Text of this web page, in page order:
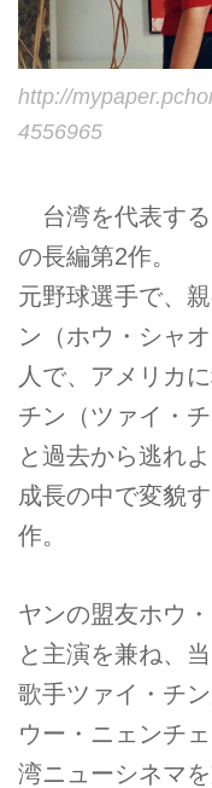
http://
4556965
台湾を代表する
の長編第2作。
元野球選手で、
ン（ホウ・シャ
人で、アメリカ
チン（ツァイ・
と過去から逃れ
成長の中で変貌
作。
ヤンの盟友ホウ
と主演を兼ね、
歌手ツァイ・チ
ウー・ニェンチ
湾ニューシネマ